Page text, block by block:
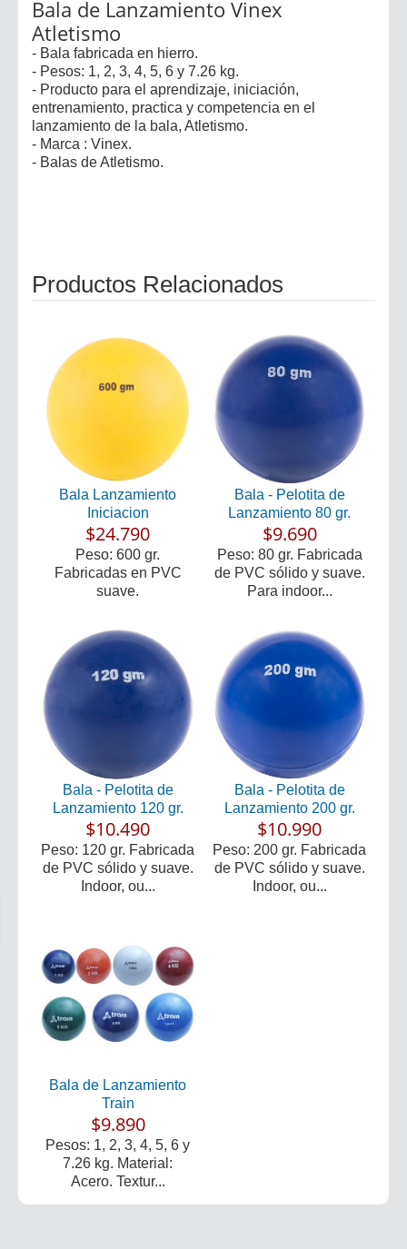
Bala de Lanzamiento Vinex
Atletismo
- Bala fabricada en hierro.
- Pesos: 1, 2, 3, 4, 5, 6 y 7.26 kg.
- Producto para el aprendizaje, iniciación,
entrenamiento, practica y competencia en el
lanzamiento de la bala, Atletismo.
- Marca : Vinex.
- Balas de Atletismo.
Productos Relacionados
Bala Lanzamiento
Iniciacion
$24.790
Peso: 600 gr.
Fabricadas en PVC
suave.
Bala - Pelotita de
Lanzamiento 80 gr.
$9.690
Peso: 80 gr. Fabricada
de PVC sólido y suave.
Para indoor...
Bala - Pelotita de
Lanzamiento 120 gr.
$10.490
Peso: 120 gr. Fabricada
de PVC sólido y suave.
Indoor, ou...
Bala - Pelotita de
Lanzamiento 200 gr.
$10.990
Peso: 200 gr. Fabricada
de PVC sólido y suave.
Indoor, ou...
Bala de Lanzamiento
Train
$9.890
Pesos: 1, 2, 3, 4, 5, 6 y
7.26 kg. Material:
Acero. Textur...